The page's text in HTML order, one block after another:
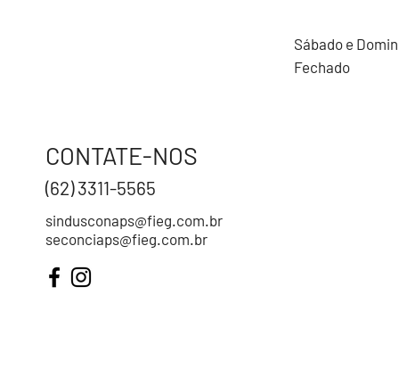
Sábado e
Fechado
CONTATE-NOS
(62) 3311-5565
sindusconaps@fieg.com.br
seconciaps@fieg.com.br